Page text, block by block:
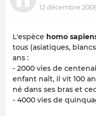
12 décembre 2008
L'espèce homo
tous (asiatiques,
ans :
- 2000 vies de
enfant naît, il vit 100
né dans ses bras et
- 4000 vies de